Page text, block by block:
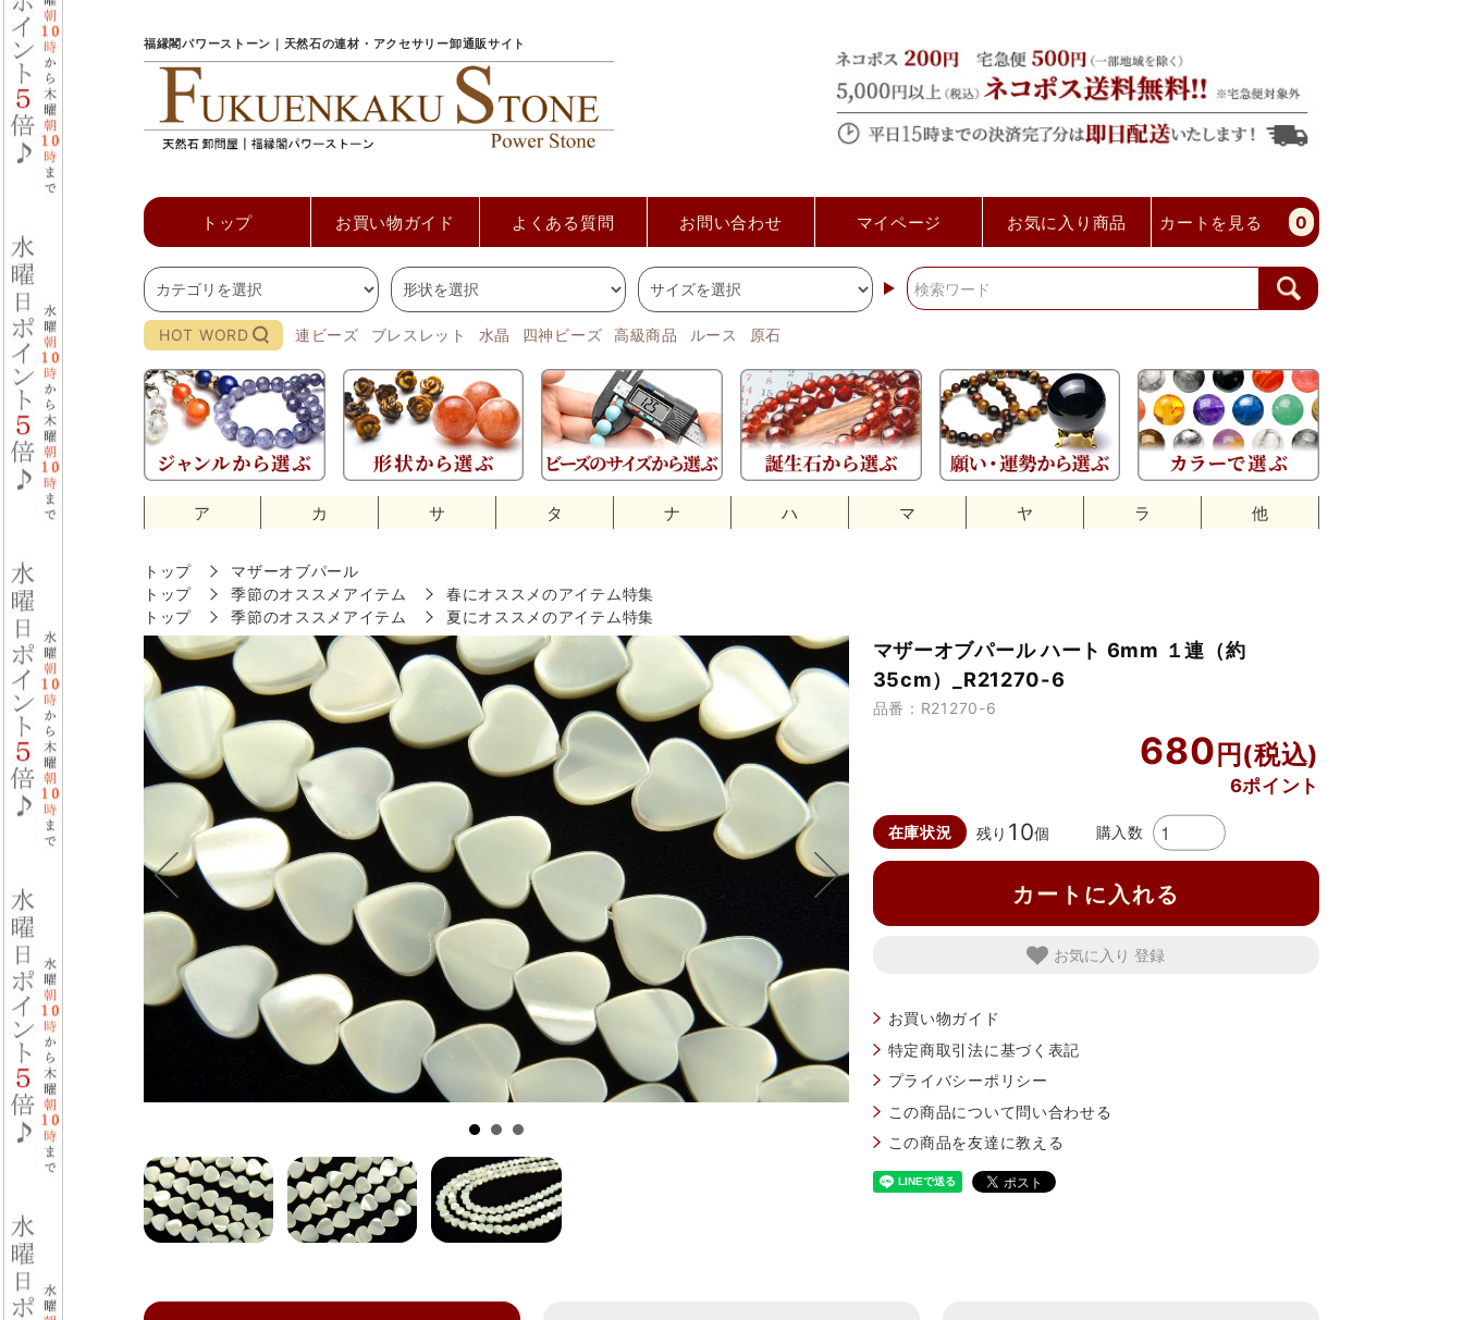
福縁閣パワーストーン｜天然石の連材・アクセサリー卸通販サイト
トップ お買い物ガイド よくある質問 お問い合わせ マイページ お気に入り商品 カートを見る 0
HOT WORD 連ビーズ ブレスレット 水晶 四神ビーズ 高級商品 ルース 原石
ア カ サ タ ナ ハ マ ヤ ラ 他
トップ
マザーオブパール
トップ
季節のオススメアイテム
春にオススメのアイテム特集
トップ
季節のオススメアイテム 夏にオススメのアイテム特集
マザーオブパール ハート 6mm １連（約
35cm）_R21270-6
品番：R21270-6
680
6ポイント
在庫状況 残り 10個 購入数
カートに入れる
お気に入り
お買い物ガイド
特定商取引法に基づく表記
プライバシーポリシー
この商品について問い合わせる
この商品を友達に教える